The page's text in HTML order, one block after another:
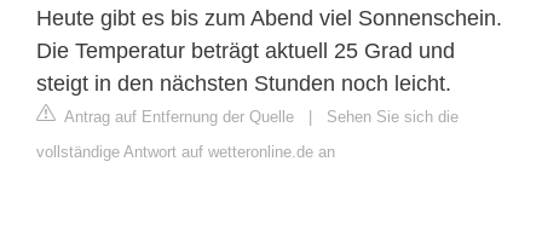
Heute gibt es bis zum Abend viel Sonnenschein.
Die Temperatur beträgt aktuell 25 Grad und
steigt in den nächsten Stunden noch leicht.
Antrag auf Entfernung der Quelle | Sehen Sie sich die
vollständige Antwort auf wetteronline.de an